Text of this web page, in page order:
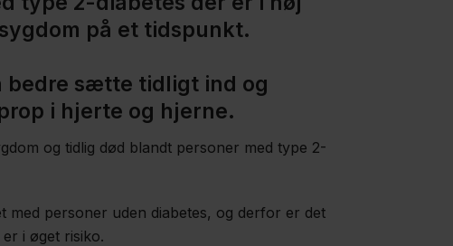
på et tidspunkt.
bedre sætte tidligt ind og
i hjerte og hjerne.
og tidlig død blandt personer med type 2-
med personer uden diabetes, og derfor er det
i øget risiko.